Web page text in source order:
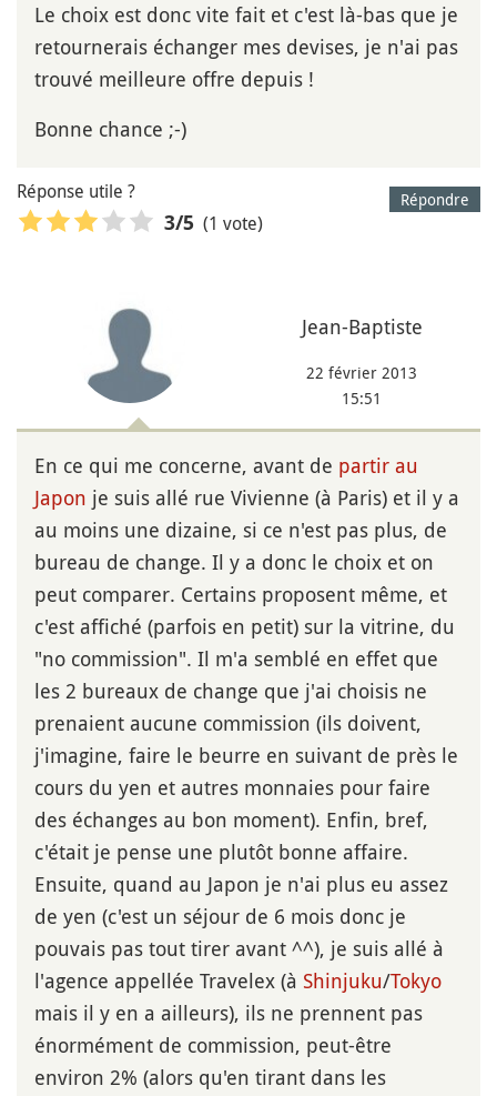
Le choix est donc vite fait et c'est là-bas que je
retournerais échanger mes devises, je n'ai pas
trouvé meilleure offre depuis !
Bonne chance ;-)
Répondre
Réponse utile ?
3/5 (1 vote)
Jean-Baptiste
22 février 2013
15:51
En ce qui me concerne, avant de partir au
Japon je suis allé rue Vivienne (à Paris) et il y a
au moins une dizaine, si ce n'est pas plus, de
bureau de change. Il y a donc le choix et on
peut comparer. Certains proposent même, et
c'est affiché (parfois en petit) sur la vitrine, du
"no commission". Il m'a semblé en effet que
les 2 bureaux de change que j'ai choisis ne
prenaient aucune commission (ils doivent,
j'imagine, faire le beurre en suivant de près le
cours du yen et autres monnaies pour faire
des échanges au bon moment). Enfin, bref,
c'était je pense une plutôt bonne affaire.
Ensuite, quand au Japon je n'ai plus eu assez
de yen (c'est un séjour de 6 mois donc je
pouvais pas tout tirer avant ^^), je suis allé à
l'agence appellée Travelex (à Shinjuku/Tokyo
mais il y en a ailleurs), ils ne prennent pas
énormément de commission, peut-être
environ 2% (alors qu'en tirant dans les